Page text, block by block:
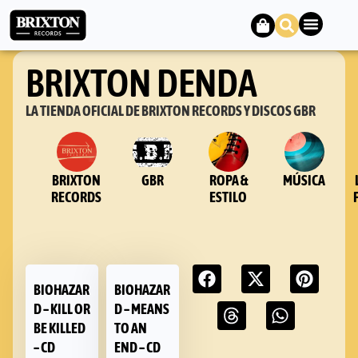
BRIXTON DENDA
LA TIENDA OFICIAL DE BRIXTON RECORDS Y DISCOS GBR
BRIXTON
RECORDS
GBR
ROPA &
ESTILO
MÚSICA
BIOHAZAR
D – KILL OR
BE KILLED
– CD
BIOHAZAR
D – MEANS
TO AN
END – CD